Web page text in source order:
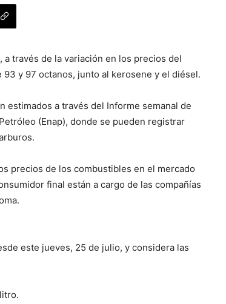
través de la variación en los precios del
y 97 octanos, junto al kerosene y el diésel.
estimados a través del Informe semanal de
(Enap), donde se pueden registrar
precios de los combustibles en el mercado
final están a cargo de las compañías
este jueves, 25 de julio, y considera las